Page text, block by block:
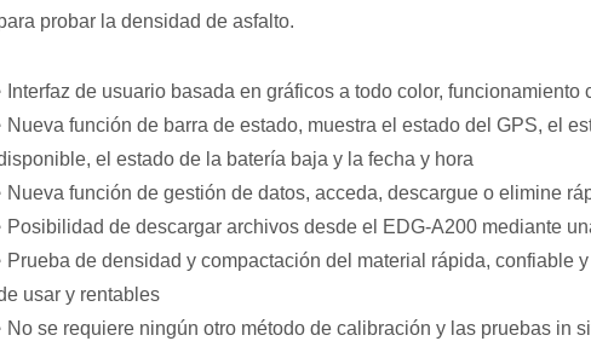
probar la densidad de asfalto.
Interfaz de usuario basada en gráficos a todo color, funcionamiento
Nueva función de barra de estado, muestra el estado del GPS, el
el estado de la batería baja y la fecha y hora
Nueva función de gestión de datos, acceda, descargue o elimine
Posibilidad de descargar archivos desde el EDG-A200 mediante
Prueba de densidad y compactación del material rápida, confiable
usar y rentables
No se requiere ningún otro método de calibración y las pruebas in